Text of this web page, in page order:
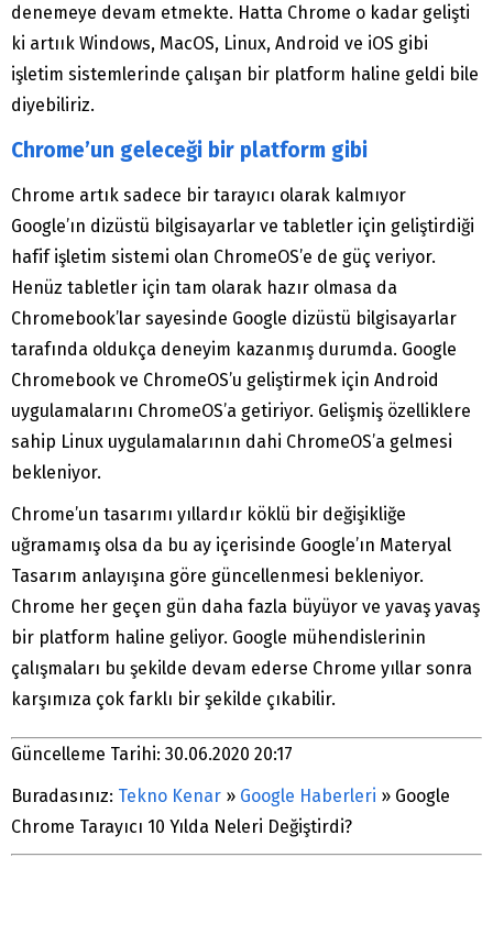
denemeye devam etmekte. Hatta Chrome o kadar gelişti
ki artıık Windows, MacOS, Linux, Android ve iOS gibi
işletim sistemlerinde çalışan bir platform haline geldi bile
diyebiliriz.
Chrome’un geleceği bir platform gibi
Chrome artık sadece bir tarayıcı olarak kalmıyor
Google’ın dizüstü bilgisayarlar ve tabletler için geliştirdiği
hafif işletim sistemi olan ChromeOS’e de güç veriyor.
Henüz tabletler için tam olarak hazır olmasa da
Chromebook’lar sayesinde Google dizüstü bilgisayarlar
tarafında oldukça deneyim kazanmış durumda. Google
Chromebook ve ChromeOS’u geliştirmek için Android
uygulamalarını ChromeOS’a getiriyor. Gelişmiş özelliklere
sahip Linux uygulamalarının dahi ChromeOS’a gelmesi
bekleniyor.
Chrome’un tasarımı yıllardır köklü bir değişikliğe
uğramamış olsa da bu ay içerisinde Google’ın Materyal
Tasarım anlayışına göre güncellenmesi bekleniyor.
Chrome her geçen gün daha fazla büyüyor ve yavaş yavaş
bir platform haline geliyor. Google mühendislerinin
çalışmaları bu şekilde devam ederse Chrome yıllar sonra
karşımıza çok farklı bir şekilde çıkabilir.
Güncelleme Tarihi: 30.06.2020 20:17
Buradasınız: Tekno Kenar » Google Haberleri » Google
Chrome Tarayıcı 10 Yılda Neleri Değiştirdi?